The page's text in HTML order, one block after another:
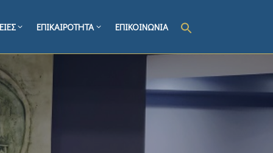
ΕΠΙΚΑΙΡΟΤΗΤΑ ΕΠΙΚΟΙΝΩΝΙΑ